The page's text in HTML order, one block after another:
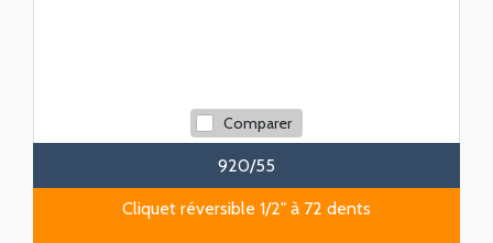
Comparer
920/55
Cliquet réversible 1/2" à 72 dents